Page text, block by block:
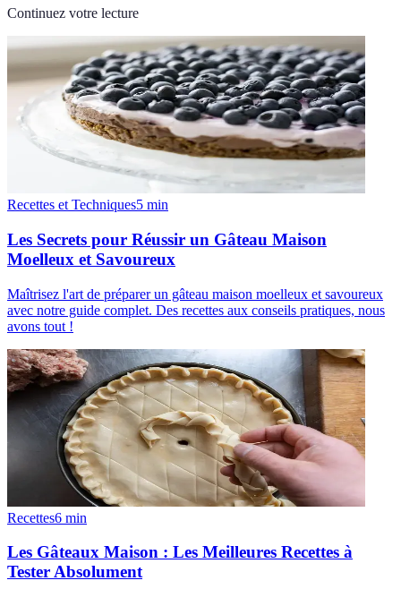
Continuez votre lecture
Recettes et Techniques5 min
Les Secrets pour Réussir un Gâteau Maison
Moelleux et Savoureux
Maîtrisez l'art de préparer un gâteau maison moelleux et savoureux
avec notre guide complet. Des recettes aux conseils pratiques, nous
avons tout !
Recettes6 min
Les Gâteaux Maison : Les Meilleures Recettes à
Tester Absolument